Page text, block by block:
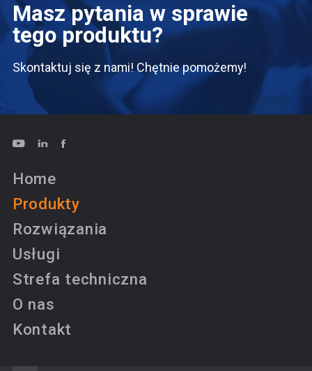
Masz pytania w sprawie
tego produktu?
Skontaktuj się z nami! Chętnie pomożemy!
Home
Produkty
Rozwiązania
Usługi
Strefa techniczna
O nas
Kontakt